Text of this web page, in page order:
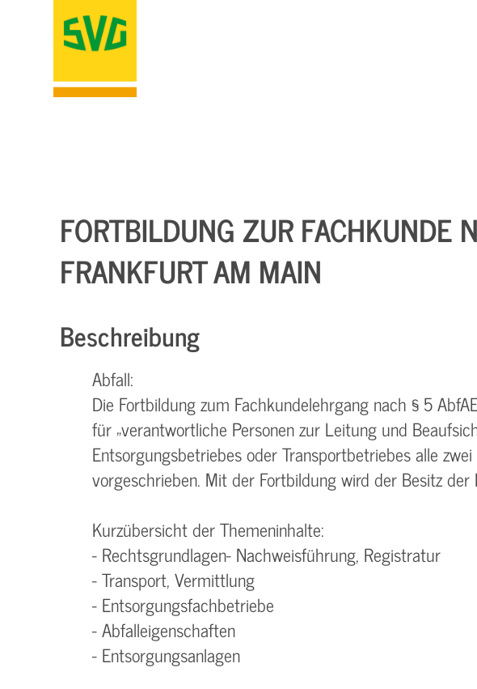
FORTBILDUNG ZUR FACHKUNDE
FRANKFURT AM MAIN
Beschreibung
Abfall:
Die Fortbildung zum Fachkundelehrgang nach § 5
für „verantwortliche Personen zur Leitung und
Entsorgungsbetriebes oder Transportbetriebes alle
vorgeschrieben. Mit der Fortbildung wird der Besitz
Kurzübersicht der Themeninhalte:
- Rechtsgrundlagen- Nachweisführung, Registratur
- Transport, Vermittlung
- Entsorgungsfachbetriebe
- Abfalleigenschaften
- Entsorgungsanlagen